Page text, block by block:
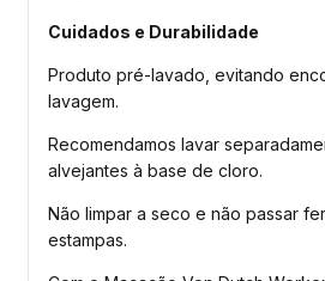
Cuidados e Durabilidade
Produto pré-lavado, evitando
lavagem.
Recomendamos lavar
alvejantes à base de cloro.
Não limpar a seco e não passar
estampas.